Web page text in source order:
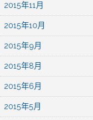
2015年11月
2015年10月
2015年9月
2015年8月
2015年6月
2015年5月